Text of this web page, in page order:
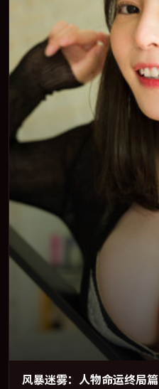
风暴迷雾：人物命运终局篇